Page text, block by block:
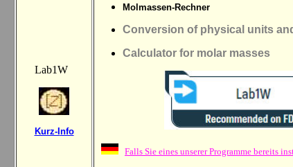
Lab1W
Kurz-I nfo
Molmassen-Rechner
Conversion of physical units
Calculator for molar masses
Falls Sie eines unserer Programme bereits